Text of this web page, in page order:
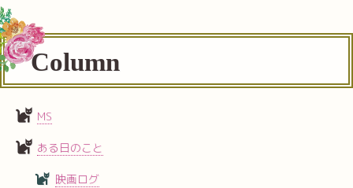
Column
MS
ある日のこと
映画ログ